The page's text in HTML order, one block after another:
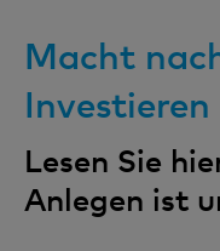
Macht
Lesen Sie
Anlegen ist